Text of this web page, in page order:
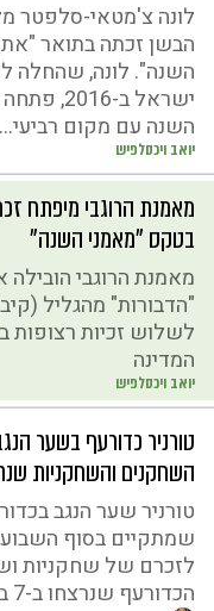
יואב ויכסלפיש
לונה צ'מטאי-סלפטר
הבשן זכתה בתואר
השנה". לונה, שהחלה
ישראל ב-2016,
השנה עם מקום רביעי...
יואב ויכסלפיש
מאמנת הרוגבי מיפתח
בטקס "מאמני השנה"
מאמנת הרוגבי הובילה
"הדבורות" מהגליל
לשלוש זכיות רצופות
המדינה
טורניר כדורעף בשער
השחקנים והשחקניות
טורניר שער הנגב
שמתקיים בסוף
לזכרם של שחקניות
הכדורעף שנרצחו ב-7 באוקטובר